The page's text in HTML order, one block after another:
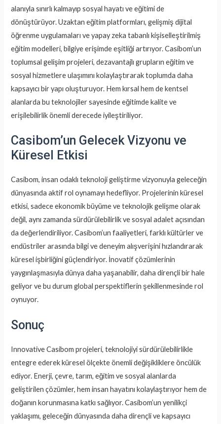
alanıyla sınırlı kalmayıp sosyal hayatı ve eğitimi de
dönüştürüyor. Uzaktan eğitim platformları, gelişmiş dijital
öğrenme uygulamaları ve yapay zeka tabanlı kişiselleştirilmiş
eğitim modelleri, bilgiye erişimde eşitliği artırıyor. Casibom’un
toplumsal gelişim projeleri, dezavantajlı grupların eğitim ve
sosyal hizmetlere ulaşımını kolaylaştırarak toplumda daha
kapsayıcı bir yapı oluşturuyor. Hem kırsal hem de kentsel
alanlarda bu teknolojiler sayesinde eğitimde kalite ve
erişilebilirlik önemli derecede iyileştiriliyor.
Casibom’un Gelecek Vizyonu ve
Küresel Etkisi
Casibom, insan odaklı teknoloji geliştirme vizyonuyla geleceğin
dünyasında aktif rol oynamayı hedefliyor. Projelerinin küresel
etkisi, sadece ekonomik büyüme ve teknolojik gelişme olarak
değil, aynı zamanda sürdürülebilirlik ve sosyal adalet açısından
da değerlendiriliyor. Casibom’un faaliyetleri, farklı kültürler ve
endüstriler arasında bilgi ve deneyim alışverişini hızlandırarak
küresel işbirliğini güçlendiriyor. İnovatif çözümlerinin
yaygınlaşmasıyla dünya daha yaşanabilir, daha dirençli bir hale
geliyor ve bu durum global perspektiflerin şekillenmesinde rol
oynuyor.
Sonuç
Innovative Casibom projeleri, teknolojiyi sürdürülebilirlikle
entegre ederek küresel ölçekte önemli değişikliklere öncülük
ediyor. Enerji, çevre, tarım, eğitim ve sosyal alanlarda
geliştirilen çözümler, hem insan hayatını kolaylaştırıyor hem de
doğanın korunmasına katkı sağlıyor. Casibom’un yenilikçi
yaklaşımı, geleceğin dünyasında daha dirençli ve kapsayıcı